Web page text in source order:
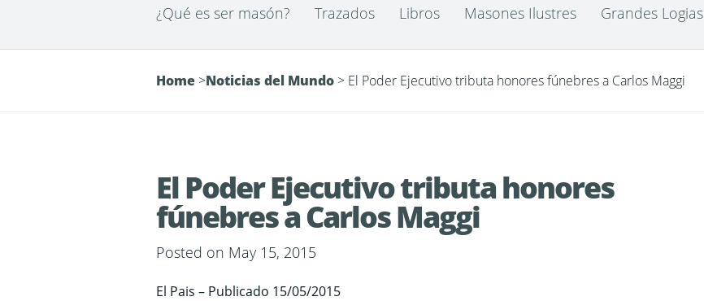
¿Qué es ser masón? Trazados Libros Masones Ilustres Grandes Logias
Home >Noticias del Mundo > El Poder Ejecutivo tributa honores fúnebres a Carlos Maggi
El Poder Ejecutivo tributa honores
fúnebres a Carlos Maggi
Posted on May 15, 2015
El Pais – Publicado 15/05/2015